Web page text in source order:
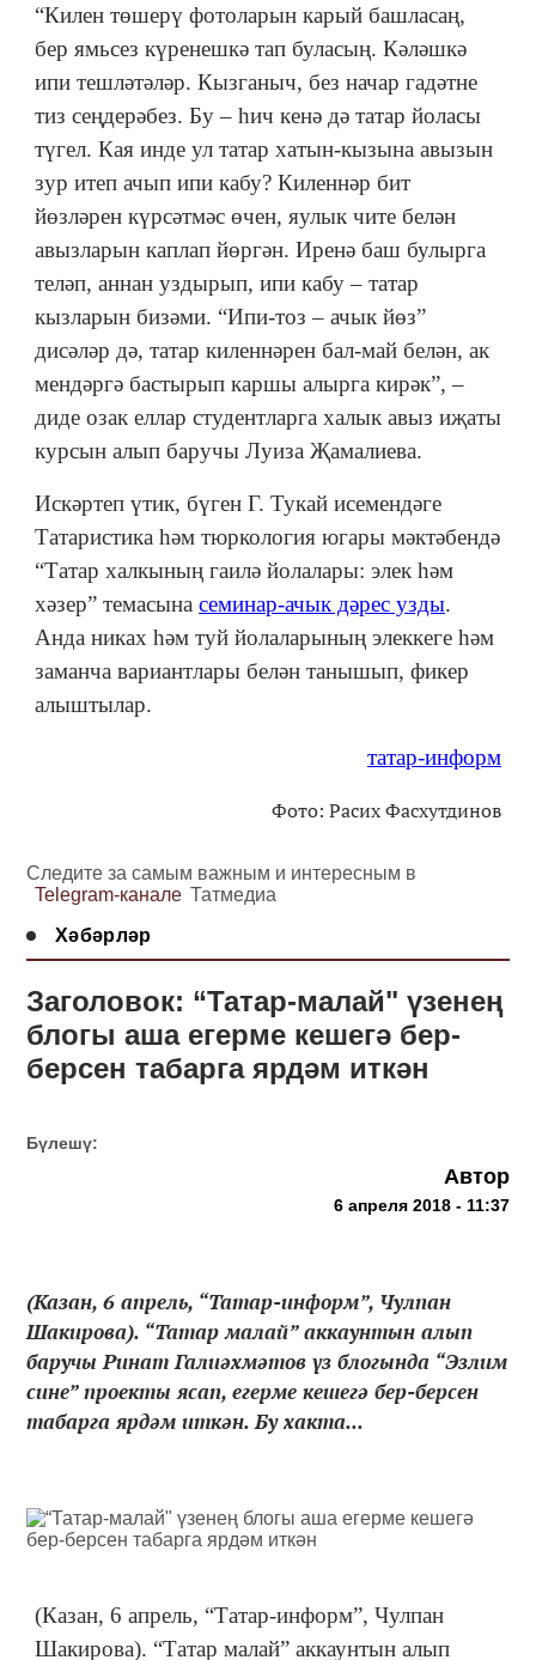
“Килен төшерү фотоларын карый башласаң,
бер ямьсез күренешкә тап буласың. Кәләшкә
ипи тешләтәләр. Кызганыч, без начар гадәтне
тиз сеңдерәбез. Бу – һич кенә дә татар йоласы
түгел. Кая инде ул татар хатын-кызына авызын
зур итеп ачып ипи кабу? Киленнәр бит
йөзләрен күрсәтмәс өчен, яулык чите белән
авызларын каплап йөргән. Иренә баш булырга
теләп, аннан уздырып, ипи кабу – татар
кызларын бизәми. “Ипи-тоз – ачык йөз”
дисәләр дә, татар киленнәрен бал-май белән, ак
мендәргә бастырып каршы алырга кирәк”, –
диде озак еллар студентларга халык авыз иҗаты
курсын алып баручы Луиза Җамалиева.
Искәртеп үтик, бүген Г. Тукай исемендәге
Татаристика һәм тюркология югары мәктәбендә
“Татар халкының гаилә йолалары: элек һәм
хәзер” темасына семинар-ачык дәрес узды.
Анда никах һәм туй йолаларының элеккеге һәм
заманча вариантлары белән танышып, фикер
алыштылар.
татар-информ
Фото: Расих Фасхутдинов
Следите за самым важным и интересным в
Telegram-канале Татмедиа
Хәбәрләр
Заголовок: “Татар-малай" үзенең
блогы аша егерме кешегә бер-
берсен табарга ярдәм иткән
Бүлешү:
Автор
6 апреля 2018 - 11:37
(Казан, 6 апрель, “Татар-информ”, Чулпан
Шакирова). “Татар малай” аккаунтын алып
баручы Ринат Галиәхмәтов үз блогында “Эзлим
сине” проекты ясап, егерме кешегә бер-берсен
табарга ярдәм иткән. Бу хакта...
(Казан, 6 апрель, “Татар-информ”, Чулпан
Шакирова). “Татар малай” аккаунтын алып